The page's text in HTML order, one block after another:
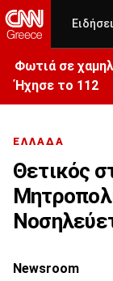
Φωτιά σε
Ήχησε το 112
ΕΛΛΑΔΑ
Θετικός
Newsroom